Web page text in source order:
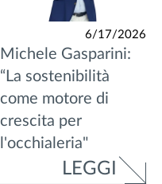
6/17/2026
Michele Gasparini:
“La sostenibilità
come motore di
crescita per
l'occhialeria"
LEGGI